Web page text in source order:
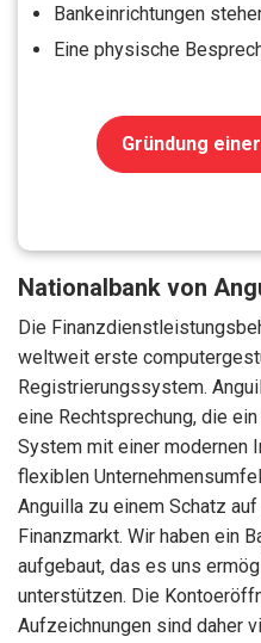
Bankeinrichtungen
Eine physische
Gründung
Nationalbank von
Die
weltweit erste
Registrierungssystem.
eine Rechtsprechung, die
System mit einer modernen
flexiblen
Anguilla zu einem Schatz
Finanzmarkt. Wir haben ein
aufgebaut, das es uns
unterstützen. Die
Aufzeichnungen sind daher